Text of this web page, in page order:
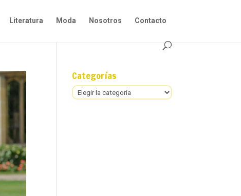
Literatura Moda Nosotros Contacto
Categorías
Categorías